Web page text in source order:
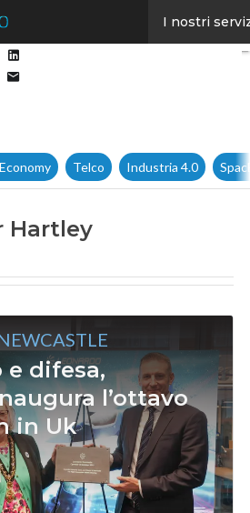
I nostri
Telco Industria 4.0
Hartley
e difesa,
l’ottavo
in Uk